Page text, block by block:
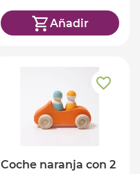
Añadir
Coche naranja con 2